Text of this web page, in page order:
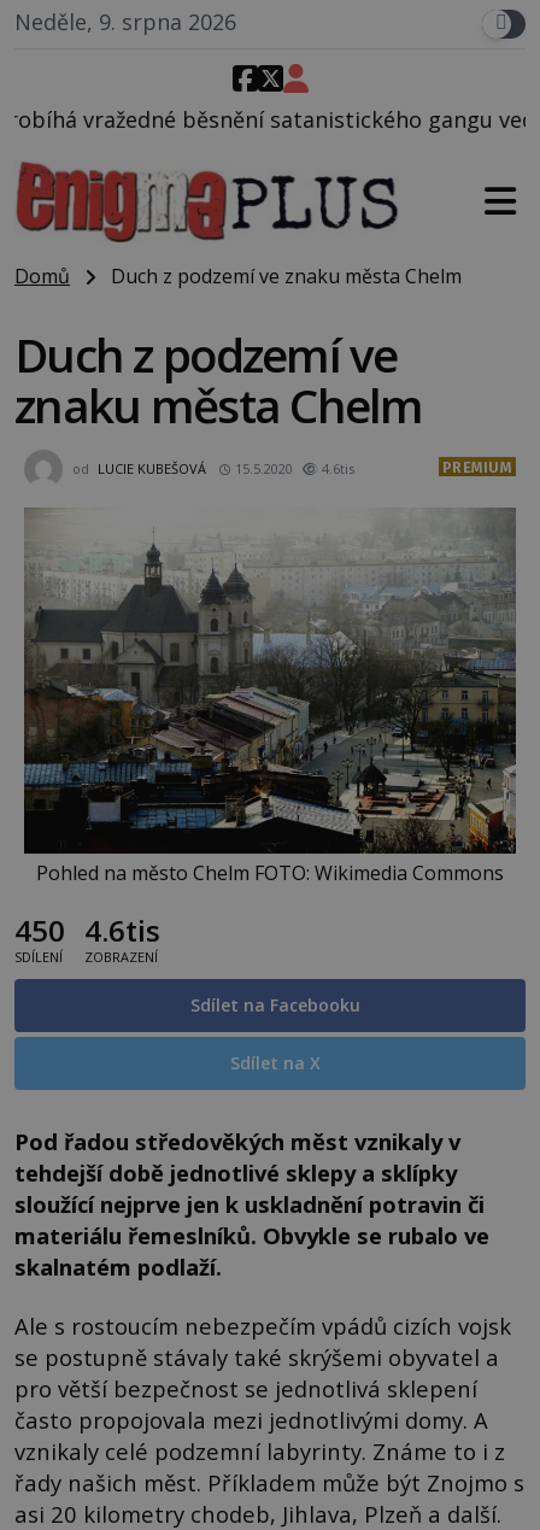
Neděle, 9. srpna 2026
satanistického gangu vedeného Charlesem
Domů Duch z podzemí ve znaku města Chelm
Duch z podzemí ve
znaku města Chelm
od LUCIE KUBEŠOVÁ 15.5.2020 4.6tis PREMIUM
Pohled na město Chelm FOTO: Wikimedia Commons
450
SDÍLENÍ
4.6tis
ZOBRAZENÍ
Sdílet na Facebooku
Sdílet na X
Pod řadou středověkých měst vznikaly v
tehdejší době jednotlivé sklepy a sklípky
sloužící nejprve jen k uskladnění potravin či
materiálu řemeslníků. Obvykle se rubalo ve
skalnatém podlaží.
Ale s rostoucím nebezpečím vpádů cizích vojsk
se postupně stávaly také skrýšemi obyvatel a
pro větší bezpečnost se jednotlivá sklepení
často propojovala mezi jednotlivými domy. A
vznikaly celé podzemní labyrinty. Známe to i z
řady našich měst. Příkladem může být Znojmo s
asi 20 kilometry chodeb, Jihlava, Plzeň a další.